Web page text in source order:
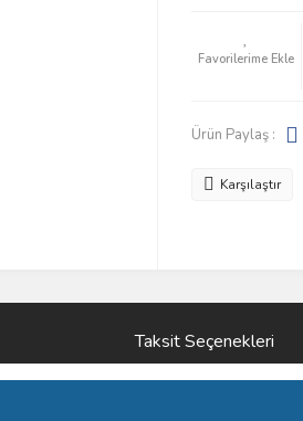
Ürün Paylaş :
Karşılaştır
Taksit Seçenekleri